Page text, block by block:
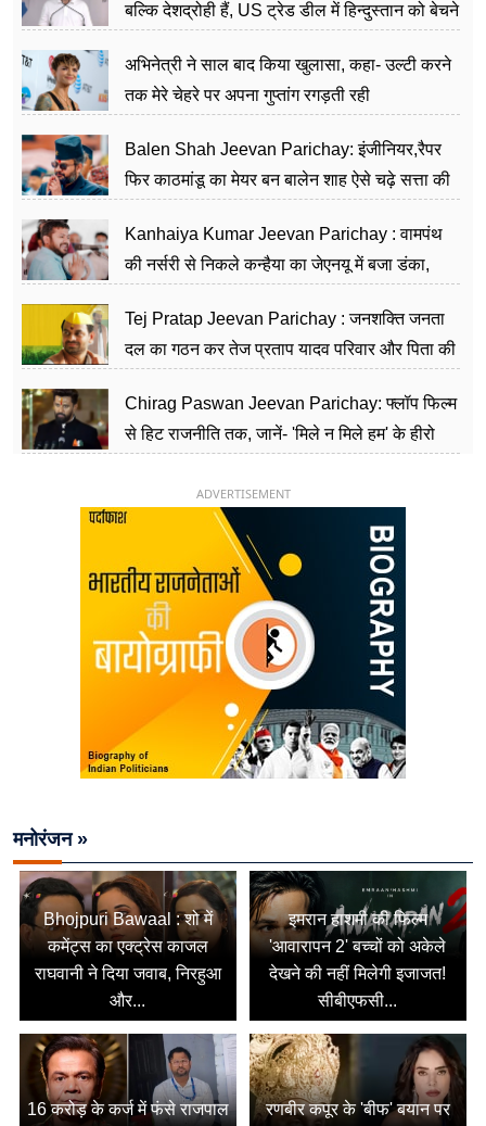
बल्कि देशद्रोही हैं, US ट्रेड डील में हिन्दुस्तान को बेचने
अभिनेत्री ने साल बाद किया खुलासा, कहा- उल्टी करने
तक मेरे चेहरे पर अपना गुप्तांग रगड़ती रही
Balen Shah Jeevan Parichay: इंजीनियर,रैपर
फिर काठमांडू का मेयर बन बालेन शाह ऐसे चढ़े सत्ता की
Kanhaiya Kumar Jeevan Parichay : वामपंथ
की नर्सरी से निकले कन्हैया का जेएनयू में बजा डंका,
Tej Pratap Jeevan Parichay : जनशक्ति जनता
दल का गठन कर तेज प्रताप यादव परिवार और पिता की
Chirag Paswan Jeevan Parichay: फ्लॉप फिल्म
से हिट राजनीति तक, जानें- 'मिले न मिले हम' के हीरो
ADVERTISEMENT
मनोरंजन »
Bhojpuri Bawaal : शो में
कमेंट्स का एक्ट्रेस काजल
राघवानी ने दिया जवाब, निरहुआ
और...
इमरान हाशमी की फिल्म
'आवारापन 2' बच्चों को अकेले
देखने की नहीं मिलेगी इजाजत!
सीबीएफसी...
16 करोड़ के कर्ज में फंसे राजपाल
रणबीर कपूर के 'बीफ' बयान पर